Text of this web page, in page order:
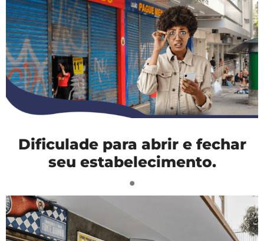
Dificulade para abrir e fechar
seu estabelecimento.
.